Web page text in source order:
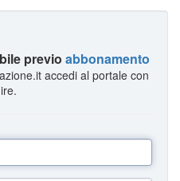
previo abbonamento
accedi al portale con